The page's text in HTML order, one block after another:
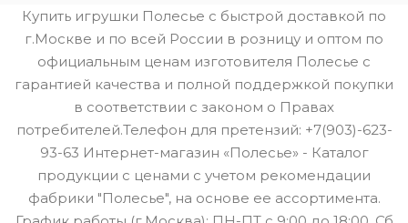
Купить игрушки Полесье с быстрой доставкой по
г.Москве и по всей России в розницу и оптом по
официальным ценам изготовителя Полесье с
гарантией качества и полной поддержкой покупки
в соответствии с законом о Правах
потребителей.Телефон для претензий: +7(903)-623-
93-63 Интернет-магазин «Полесье» - Каталог
продукции с ценами с учетом рекомендации
фабрики "Полесье", на основе ее ассортимента.